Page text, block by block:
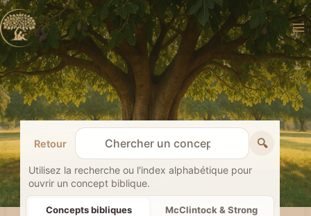
Aller
au
contenu
Retour
R
e
c
h
🔍
Utilisez la recherche ou l'index alphabétique pour
ouvrir un concept biblique.
Concepts bibliques McClintock & Strong